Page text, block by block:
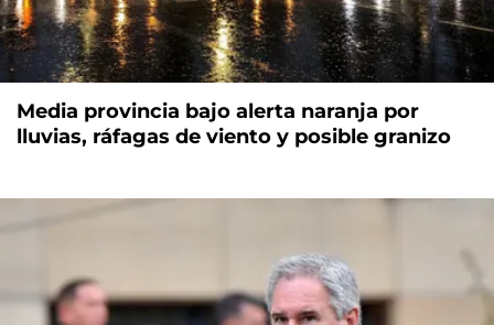
Media provincia bajo alerta naranja por
lluvias, ráfagas de viento y posible granizo